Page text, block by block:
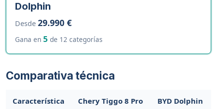
Dolphin
Desde 29.990 €
Gana en 5 de 12 categorías
Comparativa técnica
Característica Chery Tiggo 8 Pro BYD Dolphin